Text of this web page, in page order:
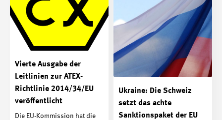
Vierte Ausgabe der
Leitlinien zur ATEX-
Richtlinie 2014/34/EU
veröffentlicht
Die EU-Kommission hat die
Ukraine: Die Schweiz
setzt das achte
Sanktionspaket der EU